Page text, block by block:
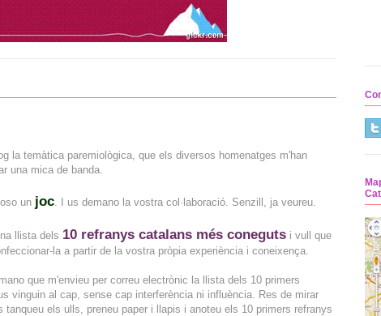
la temàtica paremiològica, que els diversos homenatges m'han
una mica de banda.
un joc . I us demano la vostra col·laboració. Senzill, ja veureu.
llista dels 10 refranys catalans més coneguts i vull que
la a partir de la vostra pròpia experiència i coneixença.
que m'envieu per correu electrònic la llista dels 10 primers
vinguin al cap, sense cap interferència ni influència. Res de mirar
tanqueu els ulls, preneu paper i llapis i anoteu els 10 primers refranys